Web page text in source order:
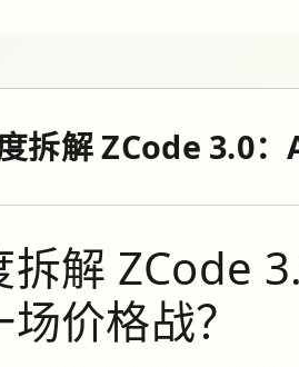
拆解 ZCode 3.0
拆解 ZCode
价格战？